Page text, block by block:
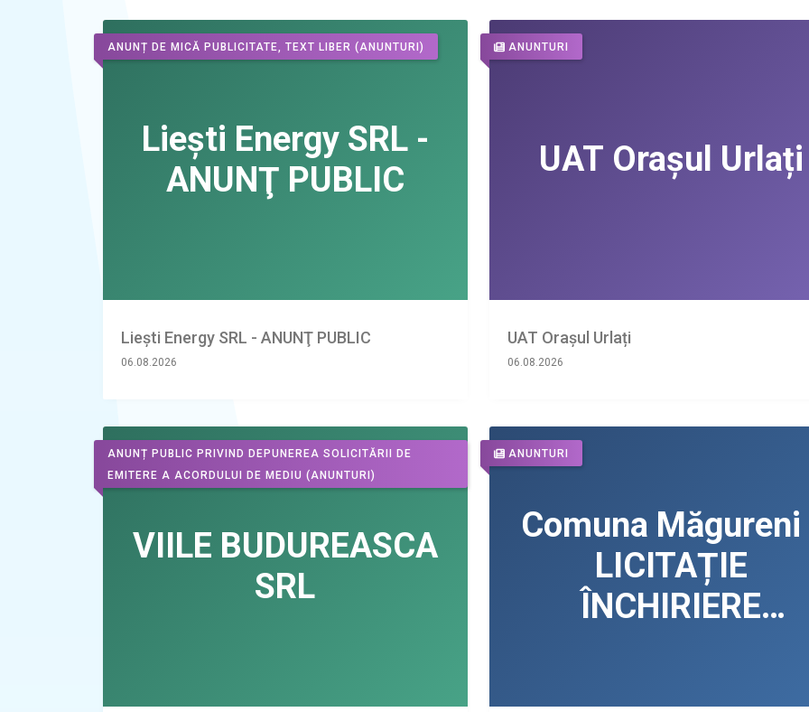
ANUNȚ DE MICĂ PUBLICITATE, TEXT LIBER (ANUNTURI)
Liești Energy SRL - ANUNŢ PUBLIC
06.08.2026
ANUNTURI
UAT Orașul Urlați
06.08.2026
ANUNȚ PUBLIC PRIVIND DEPUNEREA SOLICITĂRII DE
EMITERE A ACORDULUI DE MEDIU (ANUNTURI)
ANUNTURI